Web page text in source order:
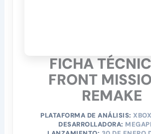
FICHA
FRONT
REMAKE
PLATAFORMA DE ANÁLISIS:
DESARROLLADORA: